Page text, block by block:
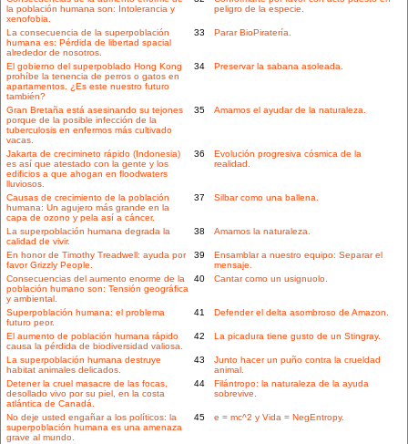
la población humana son: Intolerancia y
xenofobia.
peligro de la especie.
La consecuencia de la superpoblación
humana es: Pérdida de libertad spacial
alrededor de nosotros.
33 Parar BioPiratería.
El gobierno del superpoblado Hong Kong
prohíbe la tenencia de perros o gatos en
apartamentos. ¿Es este nuestro futuro
también?
34 Preservar la sabana asoleada.
Gran Bretaña está asesinando su tejones
porque de la posible infección de la
tuberculosis en enfermos más cultivado
vacas.
35 Amamos el ayudar de la naturaleza.
Jakarta de crecimineto rápido (Indonesia)
es así que atestado con la gente y los
edificios a que ahogan en floodwaters
lluviosos.
36
Evolución progresiva cósmica de la
realidad.
Causas de crecimiento de la población
humana: Un agujero más grande en la
capa de ozono y pela así a cáncer.
37 Silbar como una ballena.
La superpoblación humana degrada la
calidad de vivir.
38 Amamos la naturaleza.
En honor de Timothy Treadwell: ayuda por
favor Grizzly People.
39
Ensamblar a nuestro equipo: Separar el
mensaje.
Consecuencias del aumento enorme de la
población humano son: Tensión geográfica
y ambiental.
40 Cantar como un usignuolo.
Superpoblación humana: el problema
futuro peor.
41 Defender el delta asombroso de Amazon.
El aumento de población humana rápido
causa la pérdida de biodiversidad valiosa.
42 La picadura tiene gusto de un Stingray.
La superpoblación humana destruye
habitat animales delicados.
43
Junto hacer un puño contra la crueldad
animal.
Detener la cruel masacre de las focas,
desollado vivo por su piel, en la costa
atlántica de Canadá.
44
Filántropo: la naturaleza de la ayuda
sobrevive.
No deje usted engañar a los políticos: la
superpoblación humana es una amenaza
grave al mundo.
45 e = mc^2 y Vida = NegEntropy.